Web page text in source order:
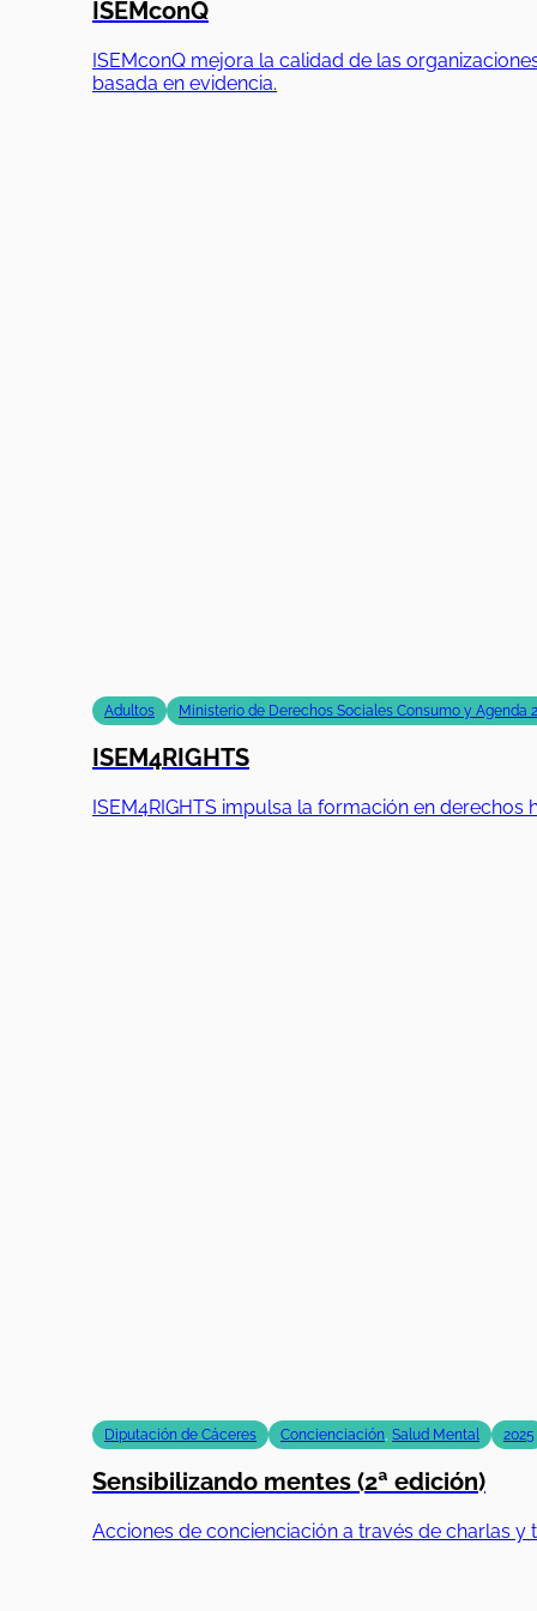
ISEMconQ
ISEMconQ mejora la calidad de las
basada en evidencia.
Adultos Ministerio de Derechos Sociales Consumo y Agenda
ISEM4RIGHTS
ISEM4RIGHTS impulsa la formación en
Diputación de Cáceres Concienciación, Salud Mental 2025
Sensibilizando mentes (2ª edición)
Acciones de concienciación a través de charlas